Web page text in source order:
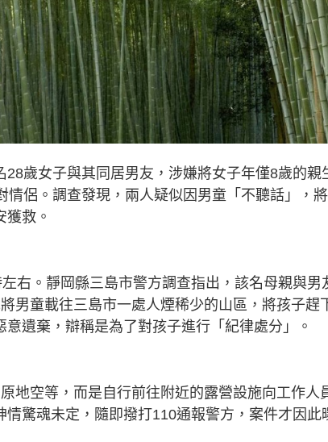
歲女子與其同居男友，涉嫌將女子年僅8歲的親
侶。調查發現，兩人疑似因男童「不聽話」，
救。
右。靜岡縣三島市警方調查指出，該名母親與男
男童載往三島市一處人煙稀少的山區，將孩子趕
遺棄，辯稱是為了對孩子進行「紀律處分」。
地空等，而是自行前往附近的露營設施向工作人
驚魂未定，隨即撥打110通報警方，案件才因此